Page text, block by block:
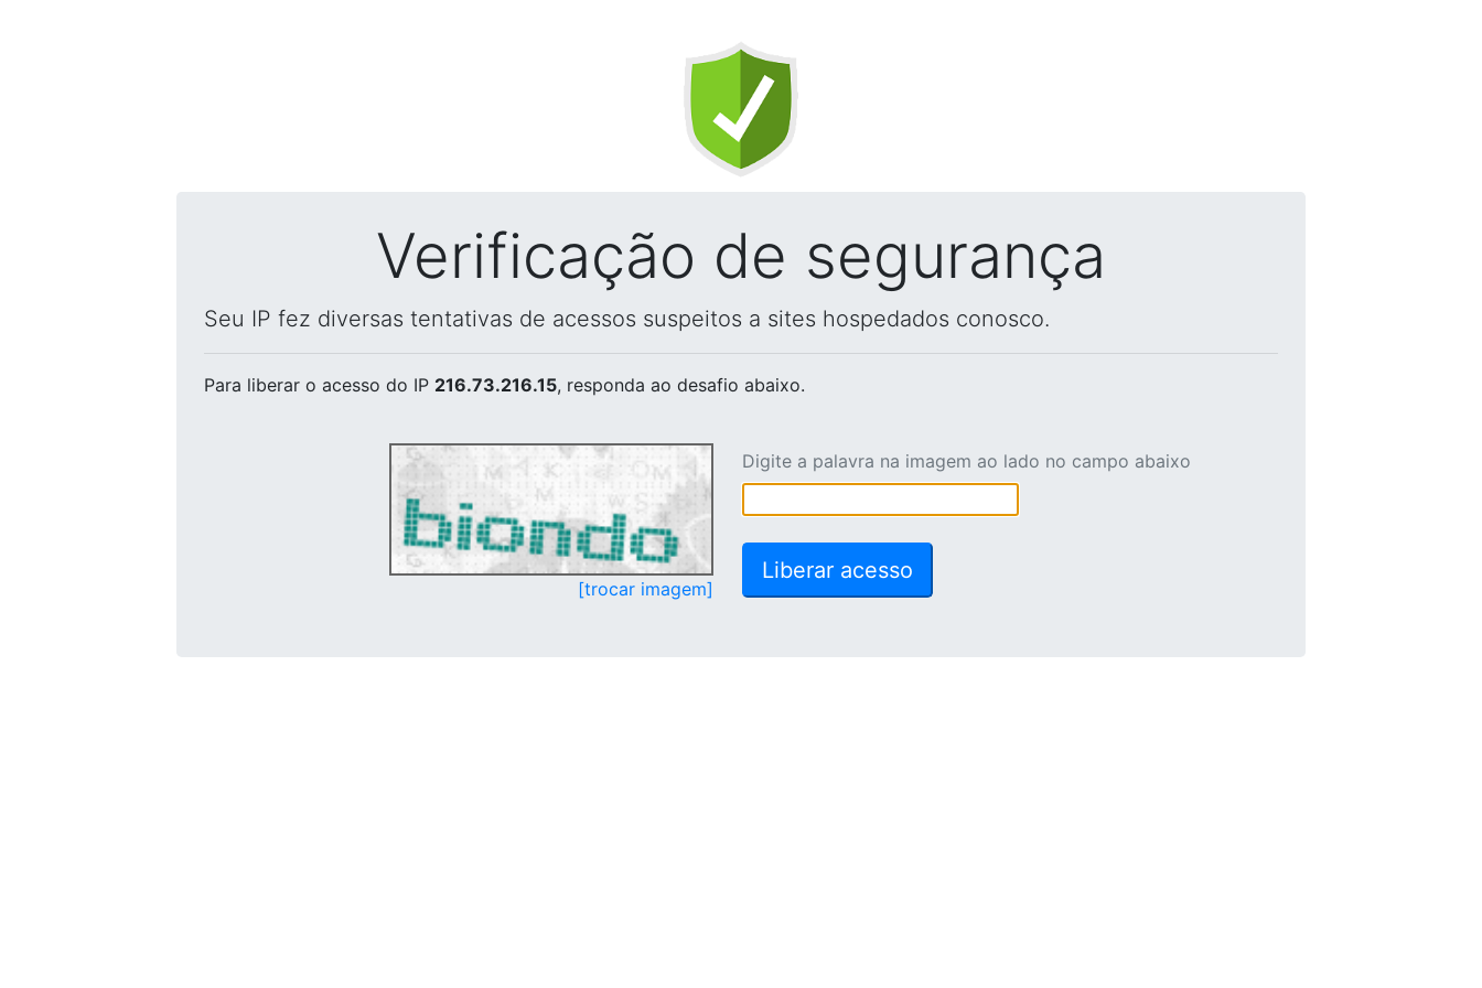
Verificação de segurança
Seu IP fez diversas tentativas de acessos suspeitos a sites hospedados conosco.
Para liberar o acesso do IP 216.73.216.15, responda ao desafio abaixo.
[trocar imagem]
Digite a palavra na imagem ao lado no campo abaixo